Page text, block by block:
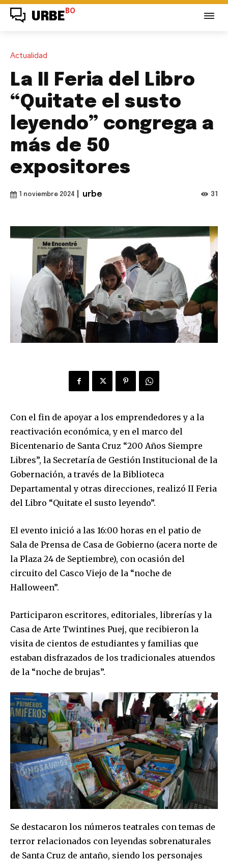
URBE BO
Actualidad
La II Feria del Libro
“Quitate el susto
leyendo” congrega a
más de 50
expositores
1 noviembre 2024 urbe 31
Con el fin de apoyar a los emprendedores y a la
reactivación económica, y en el marco del
Bicentenario de Santa Cruz “200 Años Siempre
Libres”, la Secretaría de Gestión Institucional de la
Gobernación, a través de la Biblioteca
Departamental y otras direcciones, realizó II Feria
del Libro “Quitate el susto leyendo”.
El evento inició a las 16:00 horas en el patio de
Sala de Prensa de Casa de Gobierno (acera norte de
la Plaza 24 de Septiembre), con ocasión del
circuito del Casco Viejo de la “noche de
Halloween”.
Participaron escritores, editoriales, librerías y la
Casa de Arte Twintines Puej, que recibieron la
visita de cientos de estudiantes y familias que
estaban disfrazados de los tradicionales atuendos
de la “noche de brujas”.
Se destacaron los números teatrales con temas de
terror relacionados con leyendas sobrenaturales
de Santa Cruz de antaño, siendo los personajes